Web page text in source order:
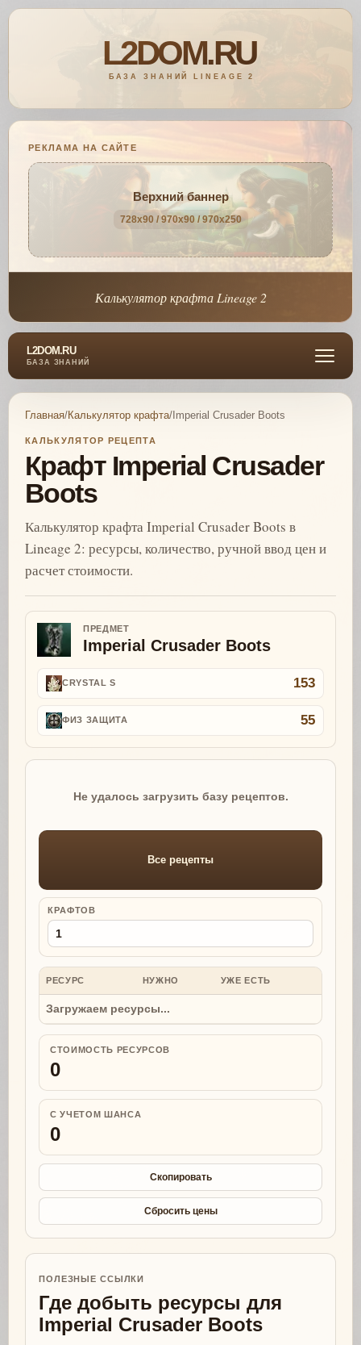
РЕКЛАМА НА САЙТЕ
Верхний баннер
728x90 / 970x90 / 970x250
Калькулятор крафта Lineage 2
L2DOM.RU
БАЗА ЗНАНИЙ
Главная/Калькулятор крафта/Imperial Crusader Boots
КАЛЬКУЛЯТОР РЕЦЕПТА
Крафт Imperial Crusader
Boots
Калькулятор крафта Imperial Crusader Boots в
Lineage 2: ресурсы, количество, ручной ввод цен и
расчет стоимости.
ПРЕДМЕТ
Imperial Crusader Boots
CRYSTAL S 153
ФИЗ ЗАЩИТА 55
Не удалось загрузить базу рецептов.
Все рецепты
КРАФТОВ
РЕСУРС НУЖНО УЖЕ ЕСТЬ
Загружаем ресурсы...
СТОИМОСТЬ РЕСУРСОВ
0
С УЧЕТОМ ШАНСА
0
Скопировать
Сбросить цены
ПОЛЕЗНЫЕ ССЫЛКИ
Где добыть ресурсы для
Imperial Crusader Boots